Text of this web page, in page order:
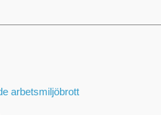
arbetsmiljöbrott